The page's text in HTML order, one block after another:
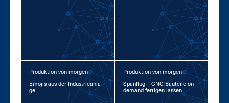
Produktion von morgen
Emo­jis aus der In­dus­trie­an­la­
ge
Produktion von morgen
Span­flug – CNC-Bau­tei­le on
de­mand fer­ti­gen las­sen